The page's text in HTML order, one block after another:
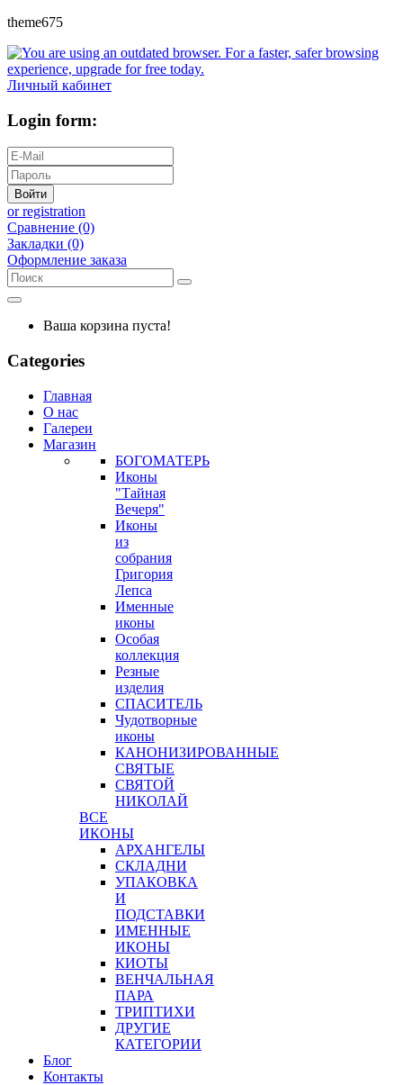
theme675
Личный кабинет
Login form:
Войти
or registration
Сравнение (0)
Закладки (0)
Оформление заказа
Ваша корзина пуста!
Categories
Главная
О нас
Галереи
Магазин
БОГОМАТЕРЬ
Иконы
"Тайная
Вечеря"
Иконы
из
собрания
Григория
Лепса
Именные
иконы
Особая
коллекция
Резные
изделия
СПАСИТЕЛЬ
Чудотворные
иконы
КАНОНИЗИРОВАННЫЕ
СВЯТЫЕ
СВЯТОЙ
НИКОЛАЙ
ВСЕ
ИКОНЫ
АРХАНГЕЛЫ
СКЛАДНИ
УПАКОВКА
И
ПОДСТАВКИ
ИМЕННЫЕ
ИКОНЫ
КИОТЫ
ВЕНЧАЛЬНАЯ
ПАРА
ТРИПТИХИ
ДРУГИЕ
КАТЕГОРИИ
Блог
Контакты